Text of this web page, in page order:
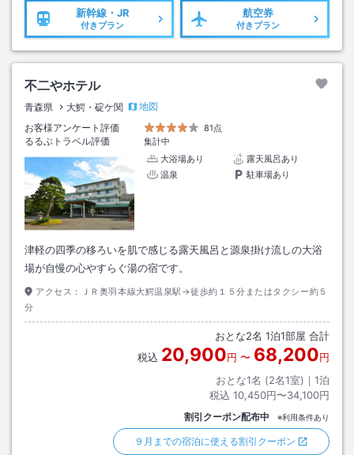
新幹線・JR
付きプラン
航空券
付きプラン
不二やホテル
青森県 大鰐・碇ケ関
地図
お客様アンケート評価
81点
るるぶトラベル評価
集計中
大浴場あり
露天風呂あり
温泉
駐車場あり
津軽の四季の移ろいを肌で感じる露天風呂と源泉掛け流しの大浴
場が自慢の心やすらぐ湯の宿です。
アクセス：
ＪＲ奥羽本線大鰐温泉駅→徒歩約１５分またはタクシー約５
分
おとな2名 1泊1部屋 合計
税込 20,900円 〜 68,200円
おとな1名 (2名1室)｜ 1泊
税込 10,450円〜34,100円
割引クーポン配布中 ※利用条件あり
９月までの宿泊に使える割引クーポン